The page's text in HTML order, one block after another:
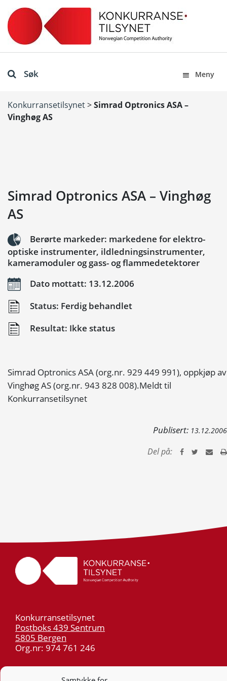
Søk Meny
Konkurransetilsynet>Simrad Optronics ASA –
Vinghøg AS
Simrad Optronics ASA – Vinghøg
AS
Berørte markeder: markedene for elektro-
optiske instrumenter, ildledningsinstrumenter,
kameramoduler og gass- og flammedetektorer
Dato mottatt: 13.12.2006
Status: Ferdig behandlet
Resultat: Ikke status
Simrad Optronics ASA (org.nr. 929 449 991), oppkjøp av
Vinghøg AS (org.nr. 943 828 008).Meldt til
Konkurransetilsynet
Publisert: 13.12.2006
Del på:
Konkurransetilsynet
Postboks 439 Sentrum
5805 Bergen
Org.nr: 974 761 246
55 59 75 00